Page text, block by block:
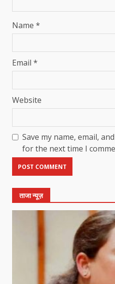
Name *
Email *
Website
Save my name, email,
for the next time I
ताजा न्यूज़